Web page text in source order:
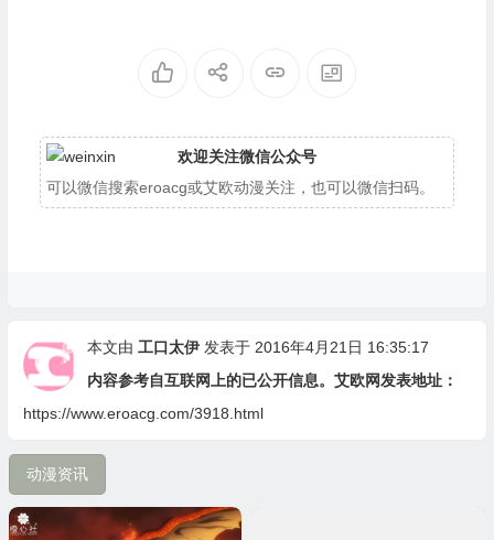
欢迎关注微信公众号
可以微信搜索eroacg或艾欧动漫关注，也可以微信扫码。
本文由 工口太伊发表于 2016年4月21日 16:35:17
内容参考自互联网上的已公开信息。艾欧网发表地址：
https://www.eroacg.com/3918.html
动漫资讯